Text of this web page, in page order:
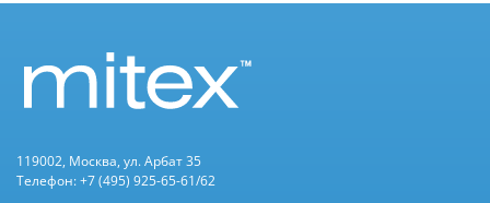
119002, Москва, ул. Арбат 35
Телефон: +7 (495) 925-65-61/62